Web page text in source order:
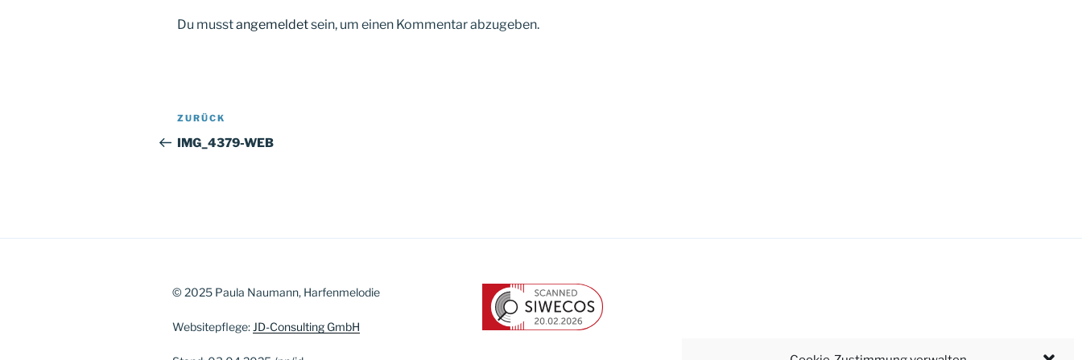
Du musstangemeldetsein, um einen Kommentar abzugeben.
Beitragsnavigation
Vorheriger
Beitrag
ZURÜCK
IMG_4379-WEB
© 2025 Paula Naumann, Harfenmelodie
Websitepflege: JD-Consulting GmbH